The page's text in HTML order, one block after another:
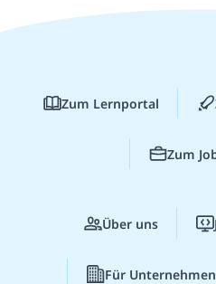
Zum Lernportal
Zum
Über uns
Für Unternehmen